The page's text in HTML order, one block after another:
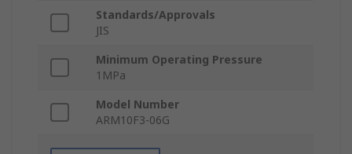
Standards/Approvals
JIS
Minimum Operating Pressure
1MPa
Model Number
ARM10F3-06G